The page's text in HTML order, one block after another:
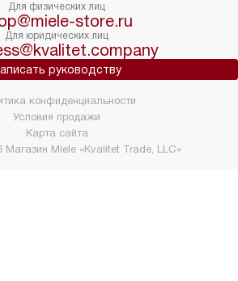
Для физических лиц
store.ru
Для юридических лиц
руководству
Магазин Miele «Kvalitet Trade, LLC»
конфиденциальности
Условия продажи
Карта сайта